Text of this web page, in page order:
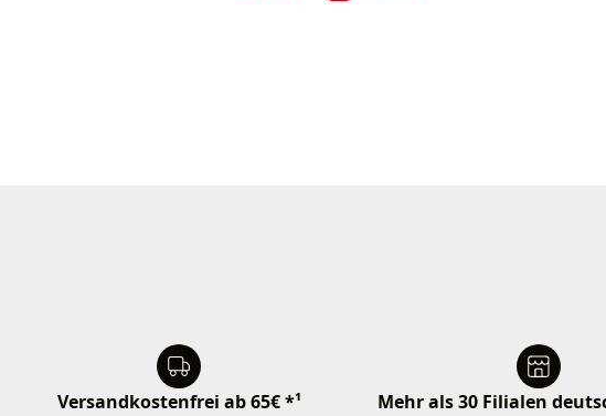
Versandkostenfrei ab 65€ *¹ Mehr als 30 Filialen